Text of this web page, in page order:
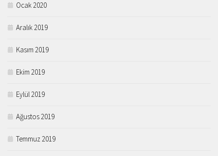
Ocak 2020
Aralık 2019
Kasım 2019
Ekim 2019
Eylül 2019
Ağustos 2019
Temmuz 2019